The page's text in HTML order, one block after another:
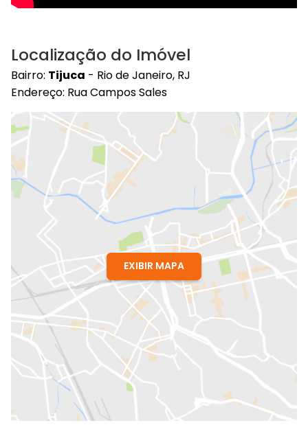
Localização do Imóvel
Bairro: Tijuca - Rio de Janeiro, RJ
Endereço: Rua Campos Sales
EXIBIR MAPA